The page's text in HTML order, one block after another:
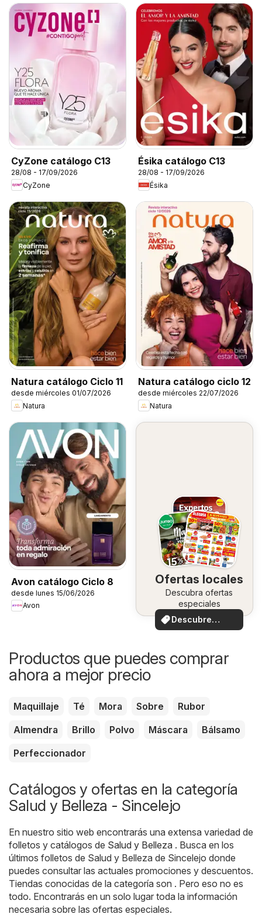
CyZone catálogo C13
28/08 - 17/09/2026
CyZone
Ésika catálogo C13
28/08 - 17/09/2026
Ésika
Natura catálogo Ciclo 11
desde miércoles 01/07/2026
Natura
Natura catálogo ciclo 12
desde miércoles 22/07/2026
Natura
Avon catálogo Ciclo 8
desde lunes 15/06/2026
Avon
Ofertas locales
Descubra ofertas
especiales
Descubre
ofertas
Productos que puedes comprar
ahora a mejor precio
Maquillaje Té Mora Sobre
Rubor
Almendra
Brillo Polvo Máscara
Bálsamo
Perfeccionador
Catálogos y ofertas en la categoría
Salud y Belleza - Sincelejo
En nuestro sitio web encontrarás una extensa variedad de
folletos y catálogos de Salud y Belleza . Busca en los
últimos folletos de Salud y Belleza de Sincelejo donde
puedes consultar las actuales promociones y descuentos.
Tiendas conocidas de la categoría son . Pero eso no es
todo. Encontrarás en un solo lugar toda la información
necesaria sobre las ofertas especiales.